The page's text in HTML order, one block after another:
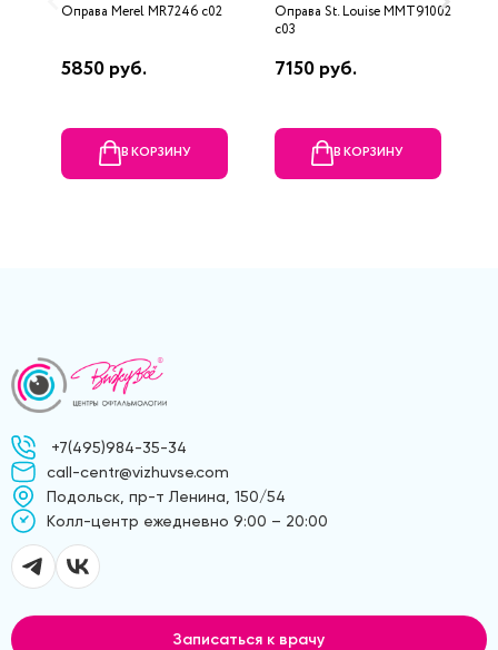
Оправа Merel MR7246 c02
5850 руб.
В КОРЗИНУ
Оправа St. Louise MMT91002
c03
7150 руб.
В КОРЗИНУ
+7(495)984-35-34
call-centr@vizhuvse.com
Подольск, пр-т Ленина, 150/54
Kолл-центр ежедневно 9:00 – 20:00
Записаться к врачу